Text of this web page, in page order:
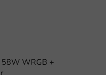
WRGB +